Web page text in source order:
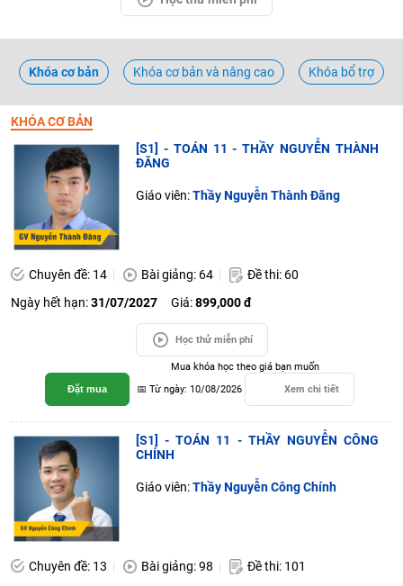
Khóa cơ bản Khóa cơ bản và nâng cao Khóa bổ trợ
KHÓA CƠ BẢN
[S1] - TOÁN 11 - THẦY NGUYỄN THÀNH
ĐĂNG
Giáo viên:Thầy Nguyễn Thành Đăng
Chuyên đề: 14 Bài giảng: 64
Đề thi: 60
Ngày hết hạn:31/07/2027 Giá:899,000 đ
Học thử miễn phí
Đặt mua
Mua khóa học theo giá bạn muốn
📅 Từ ngày: 10/08/2026
Xem chi tiết
[S1] - TOÁN 11 - THẦY NGUYỄN CÔNG
CHÍNH
Giáo viên:Thầy Nguyễn Công Chính
Chuyên đề: 13 Bài giảng: 98
Đề thi: 101